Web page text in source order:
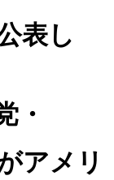
表し
・
アメリ